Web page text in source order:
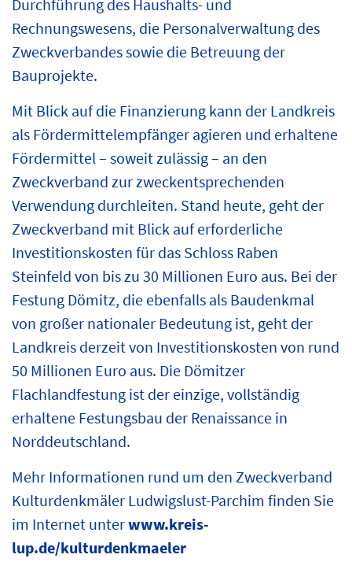
Durchführung des Haushalts- und
Rechnungswesens, die Personalverwaltung des
Zweckverbandes sowie die Betreuung der
Bauprojekte.
Mit Blick auf die Finanzierung kann der Landkreis
als Fördermittelempfänger agieren und erhaltene
Fördermittel – soweit zulässig – an den
Zweckverband zur zweckentsprechenden
Verwendung durchleiten. Stand heute, geht der
Zweckverband mit Blick auf erforderliche
Investitionskosten für das Schloss Raben
Steinfeld von bis zu 30 Millionen Euro aus. Bei der
Festung Dömitz, die ebenfalls als Baudenkmal
von großer nationaler Bedeutung ist, geht der
Landkreis derzeit von Investitionskosten von rund
50 Millionen Euro aus. Die Dömitzer
Flachlandfestung ist der einzige, vollständig
erhaltene Festungsbau der Renaissance in
Norddeutschland.
Mehr Informationen rund um den Zweckverband
Kulturdenkmäler Ludwigslust-Parchim finden Sie
im Internet unterwww.kreis-
lup.de/kulturdenkmaeler